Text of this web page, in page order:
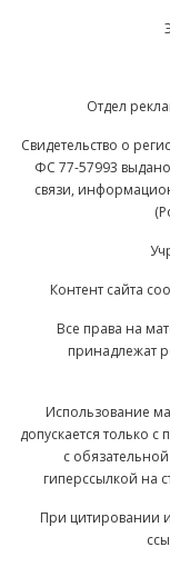
Отдел
Свидетельство о
ФС 77-57993
связи,
Контент сайта
Все права на
принадлежат
Использование
допускается только
с
гиперссылкой на
При цитировании